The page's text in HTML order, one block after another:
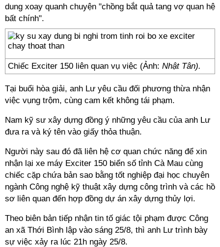
dung xoay quanh chuyện "chồng bắt quả tang vợ quan hệ
bất chính".
Chiếc Exciter 150 liên quan vụ việc (Ảnh: Nhật Tân).
Tại buổi hòa giải, anh Lư yêu cầu đối phương thừa nhận
việc vụng trộm, cùng cam kết không tái phạm.
Nam kỹ sư xây dựng đồng ý những yêu cầu của anh Lư
đưa ra và ký tên vào giấy thỏa thuận.
Người này sau đó đã liên hệ cơ quan chức năng để xin
nhận lại xe máy Exciter 150 biển số tỉnh Cà Mau cùng
chiếc cặp chứa bản sao bằng tốt nghiệp đại học chuyên
ngành Công nghệ kỹ thuật xây dựng công trình và các hồ
sơ liên quan đến hợp đồng dự án xây dựng thủy lợi.
Theo biên bản tiếp nhận tin tố giác tội phạm được Công
an xã Thới Bình lập vào sáng 25/8, thì anh Lư trình bày
sự việc xảy ra lúc 21h ngày 25/8.